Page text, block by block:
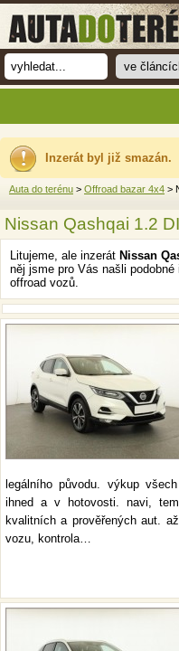
Inzerát byl již smazán.
Auta do terénu > Offroad bazar 4x4 >
Nissan Qashqai 1.2
Litujeme, ale inzerát Nissan
něj jsme pro Vás našli
offroad vozů.
legálního původu. výkup
ihned a v hotovosti. navi,
kvalitních a prověřených aut.
vozu, kontrola…